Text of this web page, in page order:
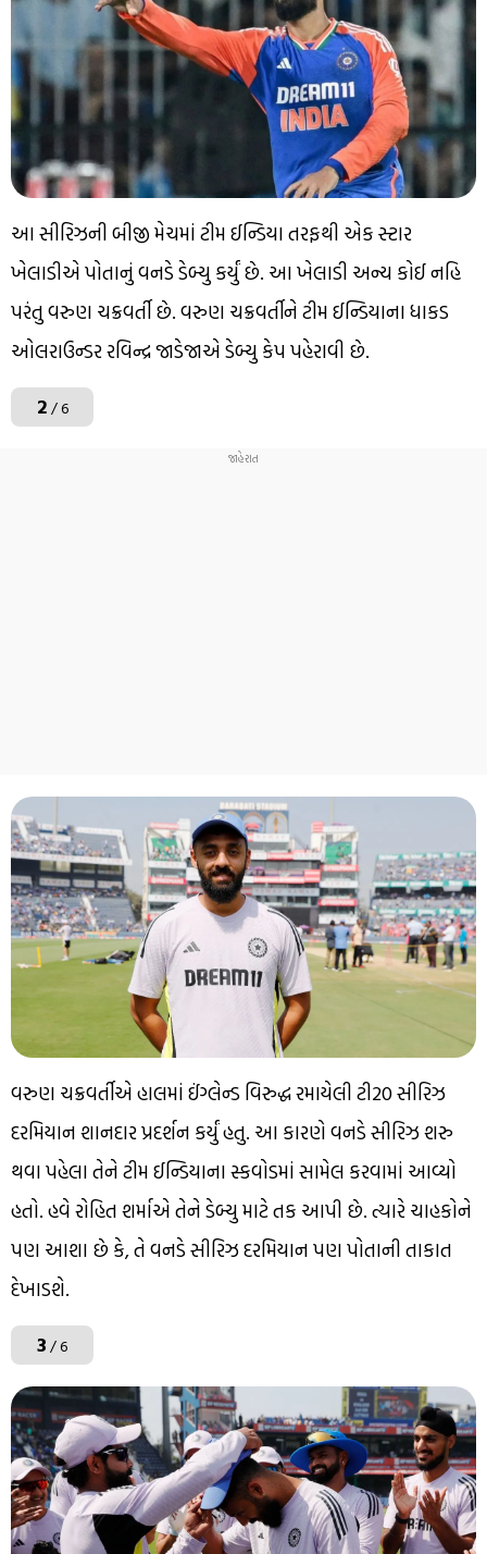
આ સીરિઝની બીજી મેચમાં ટીમ ઈન્ડિયા તરફથી એક સ્ટાર
ખેલાડીએ પોતાનું વનડે ડેબ્યુ કર્યું છે. આ ખેલાડી અન્ય કોઈ નહિ
પરંતુ વરુણ ચક્રવર્તી છે. વરુણ ચક્રવર્તીને ટીમ ઈન્ડિયાના ધાકડ
ઓલરાઉન્ડર રવિન્દ્ર જાડેજાએ ડેબ્યુ કેપ પહેરાવી છે.
2/ 6
વરુણ ચક્રવર્તીએ હાલમાં ઈંગ્લેન્ડ વિરુદ્ધ રમાયેલી ટી20 સીરિઝ
દરમિયાન શાનદાર પ્રદર્શન કર્યું હતુ. આ કારણે વનડે સીરિઝ શરુ
થવા પહેલા તેને ટીમ ઈન્ડિયાના સ્કવોડમાં સામેલ કરવામાં આવ્યો
હતો. હવે રોહિત શર્માએ તેને ડેબ્યુ માટે તક આપી છે. ત્યારે ચાહકોને
પણ આશા છે કે, તે વનડે સીરિઝ દરમિયાન પણ પોતાની તાકાત
દેખાડશે.
3/ 6